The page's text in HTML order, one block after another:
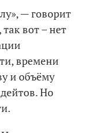
— говорит
вот – нет
времени
и объёму
Но